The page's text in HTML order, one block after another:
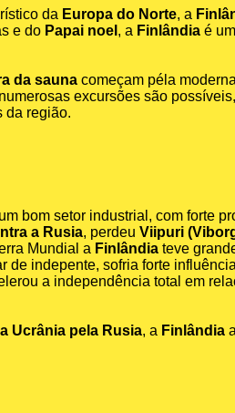
da Europa do Norte, a
e do Papai noel , a Finlândia é
da sauna começam péla
excursões são
da região.
bom setor industrial, com forte
a Rusia, perdeu Viipuri
Mundial a Finlândia teve
de indepente, sofria forte
a independência total em
Ucrânia pela Rusia, a Finlândia